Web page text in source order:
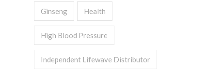
Ginseng Health
High Blood Pressure
Independent Lifewave Distributor